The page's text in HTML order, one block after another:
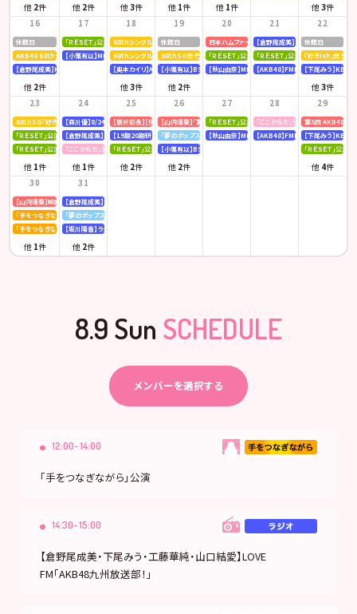
他 2件 他 2件 他3件 他 1件 他 1件 他3件
休館日
AKB48 68thシングル OS盤 【オンラインお話し会】
【倉野尾成美】KBCラジオ「下町やぶさか診療所」
他 2件
16
「ＲＥＳＥＴ」公演
【小栗有以】MBSラジオ「アッパレやってまーす！」
17
68thシングル『好きish』発売記念 「グループ握手会」
68thシングル『好きish』 発売記念「お見送り会」
【奥本カイリ】Acoustic Guitar Book 63
他3件
18
休館日
68thSG発売記念イベント「『好きish』握手祭」
【小栗有以】BSテレ東「ドライな同期の溺愛癖」
他 2件
19
日本ハムファイターズ〈AFTER GAME〉スペシャルラ
「ＲＥＳＥＴ」公演
【秋山由奈】MBSラジオ「アッパレやってまーす！」
20
【倉野尾成美】8/21(金)発売『アップ
「ＲＥＳＥＴ」公演
【AKB48】FMFUJI「AKB48の
21
休館日
『好きish』発売記
【下尾みう】
他3件
22
68thSG『好きish』初回限定盤 発売記念「仙台握手会」
「ＲＥＳＥＴ」公演
「ＲＥＳＥＴ」公演
他 1件
23
【森川優】8/24(月)発売「B.L.T. SUMMER CANDY 2026」
【倉野尾成美】KBCラジオ「下町やぶさか診療所」
「ここからだ」公演
他 1件
24
【新井彩永】【伊藤百花】ピンク・レディー 「トリビュートコンサート」
【19期20期研究生】SHOWROOM「AKB48研究生パレット 〜多彩な魅力をお届け〜」
「ＲＥＳＥＴ」公演
他 2件
25
【山内瑞葵】「第14回 全国高等学校ダンス部選手権」
「夢のポップスター」公演
【小栗有以】BSテレ東「ドライな同期の溺愛癖」
他 2件
26
「ＲＥＳＥＴ」公演
【秋山由奈】MBSラジオ「アッパレやってまーす！」
27
「ここからだ」公演
【AKB48】FMFUJI「AKB48の
28
第5回 AKB48グル
【下尾みう】
「ＲＥＳＥＴ」公演
他 4件
29
【山内瑞葵】映画 『キオク』先行試写会
「手をつなぎながら」公演
「手をつなぎながら」公演
他 1件
30
【倉野尾成美】KBCラジオ「下町やぶさか診療所」
「夢のポップスター」公演
【坂川陽香】ラジオ日本「Happy!!福井に来とっけの～」
他 2件
31
8.9 Sun SCHEDULE
メンバーを選択する
12:00- 14:00
「手をつなぎながら」公演
14:30- 15:00
【倉野尾成美・下尾みう・工藤華純・山口結愛】LOVE
FM「AKB48九州放送部！」